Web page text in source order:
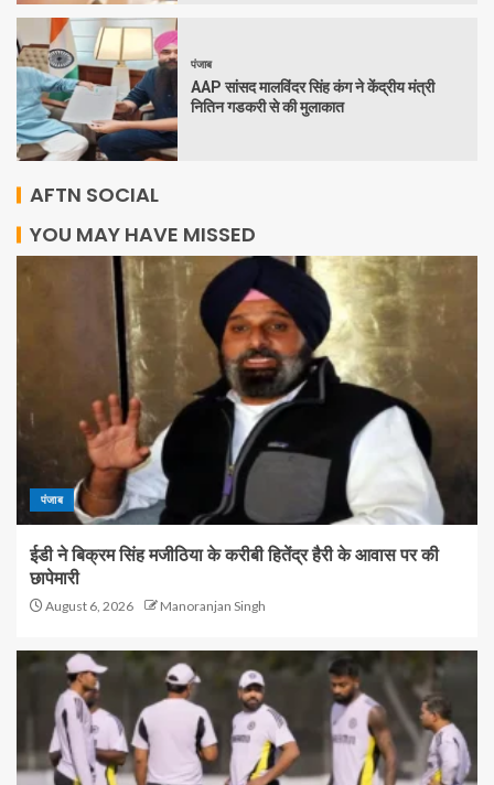
पंजाब
AAP सांसद मालविंदर सिंह कंग ने केंद्रीय मंत्री
नितिन गडकरी से की मुलाकात
AFTN SOCIAL
YOU MAY HAVE MISSED
पंजाब
ईडी ने बिक्रम सिंह मजीठिया के करीबी हितेंद्र हैरी के आवास पर की
छापेमारी
August 6, 2026 Manoranjan Singh